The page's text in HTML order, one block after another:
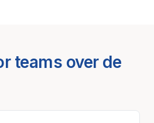
teams over de